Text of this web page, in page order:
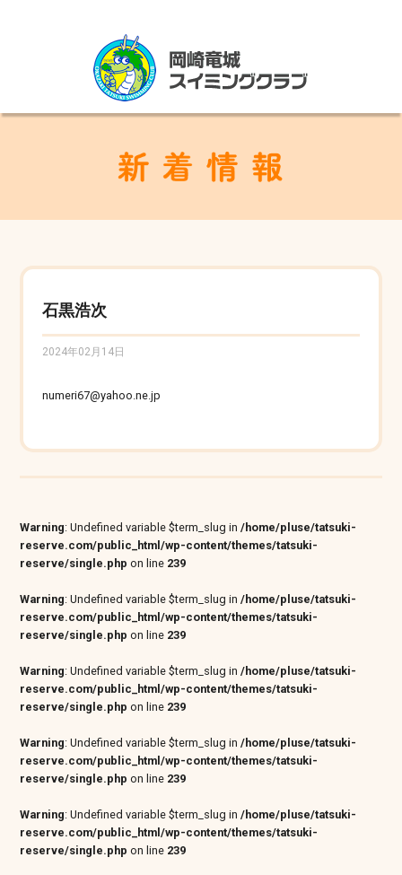
石黒浩次
2024年02月14日
numeri67@yahoo.ne.jp
Warning: Undefined variable $term_slug in/home/pluse/tatsuki-
reserve.com/public_html/wp-content/themes/tatsuki-
reserve/single.php on line 239
Warning: Undefined variable $term_slug in/home/pluse/tatsuki-
reserve.com/public_html/wp-content/themes/tatsuki-
reserve/single.php on line 239
Warning: Undefined variable $term_slug in/home/pluse/tatsuki-
reserve.com/public_html/wp-content/themes/tatsuki-
reserve/single.php on line 239
Warning: Undefined variable $term_slug in/home/pluse/tatsuki-
reserve.com/public_html/wp-content/themes/tatsuki-
reserve/single.php on line 239
Warning: Undefined variable $term_slug in/home/pluse/tatsuki-
reserve.com/public_html/wp-content/themes/tatsuki-
reserve/single.php on line 239